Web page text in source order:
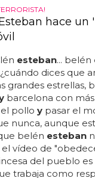
hace un
esteban... belén
¿cuándo dices que
grandes estrellas,
barcelona con
pollo ypasar el
nunca, aunque
belén esteban
vídeo de
del pueblo
trabaja como